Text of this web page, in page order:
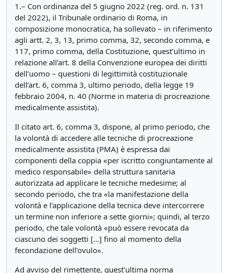
1.– Con ordinanza del 5 giugno 2022 (reg. ord. n. 131
del 2022), il Tribunale ordinario di Roma, in
composizione monocratica, ha sollevato – in riferimento
agli artt. 2, 3, 13, primo comma, 32, secondo comma, e
117, primo comma, della Costituzione, quest’ultimo in
relazione all’art. 8 della Convenzione europea dei diritti
dell’uomo – questioni di legittimità costituzionale
dell’art. 6, comma 3, ultimo periodo, della legge 19
febbraio 2004, n. 40 (Norme in materia di procreazione
medicalmente assistita).
Il citato art. 6, comma 3, dispone, al primo periodo, che
la volontà di accedere alle tecniche di procreazione
medicalmente assistita (PMA) è espressa dai
componenti della coppia «per iscritto congiuntamente al
medico responsabile» della struttura sanitaria
autorizzata ad applicare le tecniche medesime; al
secondo periodo, che tra «la manifestazione della
volontà e l’applicazione della tecnica deve intercorrere
un termine non inferiore a sette giorni»; quindi, al terzo
periodo, che tale volontà «può essere revocata da
ciascuno dei soggetti […] fino al momento della
fecondazione dell’ovulo».
Ad avviso del rimettente, quest’ultima norma